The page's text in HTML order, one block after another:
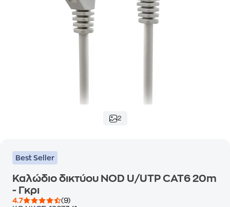
2
Best Seller
Καλώδιο δικτύου NOD U/UTP CAT6 20m
- Γκρι
4.7
(9)